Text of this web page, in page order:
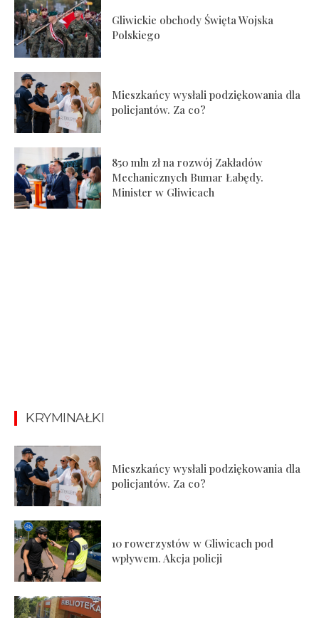
Gliwickie obchody Święta Wojska
Polskiego
Mieszkańcy wysłali podziękowania dla
policjantów. Za co?
850 mln zł na rozwój Zakładów
Mechanicznych Bumar Łabędy.
Minister w Gliwicach
KRYMINAŁKI
Mieszkańcy wysłali podziękowania dla
policjantów. Za co?
10 rowerzystów w Gliwicach pod
wpływem. Akcja policji